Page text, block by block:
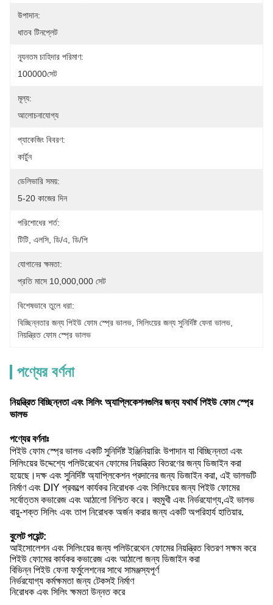
উপাদান:
ধাতব টিনপ্লেট
ন্যূনতম চাহিদার পরিমাণ:
100000সেট
মূল্য:
আলোচনাযোগ্য
প্যাকেজিং বিবরণ:
কার্টুন
ডেলিভারি সময়:
5-20 কাজের দিন
পরিশোধের শর্ত:
টিটি, এলসি, ডি/এ, ডি/পি
যোগানের ক্ষমতা:
প্রতি মাসে 10,000,000 সেট
বিশেষভাবে তুলে ধরা:
বিচ্ছিন্নতার জন্য পিইউ ফোম স্প্রে ভালভ সিলিংয়ের জন্য সুনির্দিষ্ট ফেনা ভালভ
নিয়ন্ত্রিত ফোম স্প্রে ভালভ
পণ্যের বর্ণনা
নিয়ন্ত্রিত বিচ্ছিন্নতা এবং সিলিং অ্যাপ্লিকেশনগুলির জন্য যথার্থ পিইউ ফোম স্প্রে
ভালভ
পণ্যের বর্ণনাঃ
পিইউ ফোম স্প্রে ভালভ একটি সুনির্দিষ্ট ইঞ্জিনিয়ারিং উপাদান যা বিচ্ছিন্নতা এবং
সিলিংয়ের উদ্দেশ্যে পলিউরেথেন ফোমের নিয়ন্ত্রিত বিতরণের জন্য ডিজাইন করা
হয়েছে।দক্ষ এবং সুনির্দিষ্ট অ্যাপ্লিকেশন প্রদানের জন্য ডিজাইন করা, এই ভালভটি
নির্মাণ এবং DIY প্রকল্পে কার্যকর নিরোধক এবং সিলিংয়ের জন্য পিইউ ফোমের
সর্বোত্তম কভারেজ এবং আঠালো নিশ্চিত করে। বহুমুখী এবং নির্ভরযোগ্য,এই ভালভ
বায়ু-শক্ত সিলিং এবং তাপ নিরোধক অর্জন করার জন্য একটি অপরিহার্য হাতিয়ার.
বুলেট পয়েন্ট:
আইসোলেশন এবং সিলিংয়ের জন্য পলিউরেথেন ফোমের নিয়ন্ত্রিত বিতরণ সক্ষম করে
পিইউ ফোমের কার্যকর কভারেজ এবং আঠালো জন্য ডিজাইন করা
বিভিন্ন পিইউ ফেনা ফর্মুলেশনের সাথে সামঞ্জস্যপূর্ণ
নির্ভরযোগ্য কর্মক্ষমতা জন্য টেকসই নির্মাণ
নিরোধক এবং সিলিং ক্ষমতা উন্নত করে